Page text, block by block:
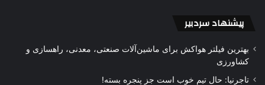
پیشنهاد سردبیر
بهترین فیلتر هواکش برای ماشین‌آلات صنعتی، معدنی، راهسازی و
کشاورزی
تاجرنیا: حال تیم خوب است جز پنجره بسته!